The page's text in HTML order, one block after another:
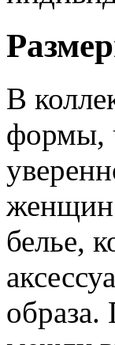
В
формы,
женщин
белье,
образа.